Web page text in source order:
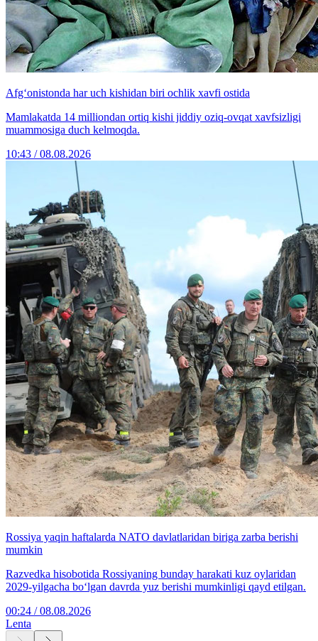
Afg‘onistonda har uch kishidan biri ochlik xavfi ostida
Mamlakatda 14 milliondan ortiq kishi jiddiy oziq-ovqat xavfsizligi
muammosiga duch kelmoqda.
10:43 / 08.08.2026
Rossiya yaqin haftalarda NATO davlatlaridan biriga zarba berishi
mumkin
Razvedka hisobotida Rossiyaning bunday harakati kuz oylaridan
2029-yilgacha bo‘lgan davrda yuz berishi mumkinligi qayd etilgan.
00:24 / 08.08.2026
Lenta